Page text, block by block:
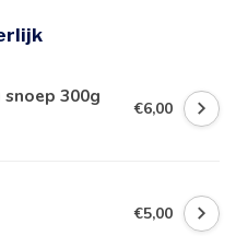
300g
€6,00
€5,00